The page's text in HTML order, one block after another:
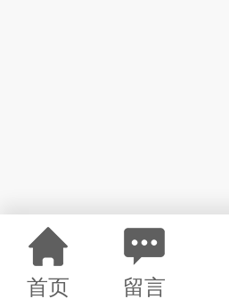
首页 留言